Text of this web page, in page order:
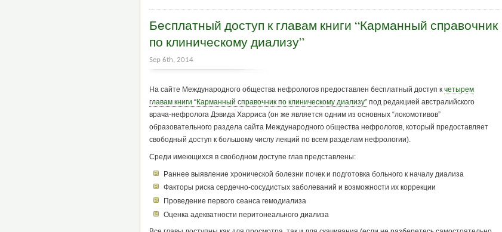
Бесплатный доступ к главам книги “Карманный справочник
по клиническому диализу”
Sep 6th, 2014
На сайте Международного общества нефрологов предоставлен бесплатный доступ к четырем
главам книги “Карманный справочник по клиническому диализу”под редакцией австралийского
врача-нефролога Дэвида Харриса (он же является одним из основных “локомотивов”
образовательного раздела сайта Международного общества нефрологов, который предоставляет
свободный доступ к большому числу лекций по всем разделам нефрологии).
Среди имеющихся в свободном доступе глав представлены:
Раннее выявление хронической болезни почек и подготовка больного к началу диализа
Факторы риска сердечно-сосудистых заболеваний и возможности их коррекции
Проведение первого сеанса гемодиализа
Оценка адекватности перитонеального диализа